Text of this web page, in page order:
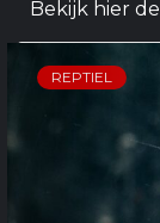
Bekijk hier
REPTIEL